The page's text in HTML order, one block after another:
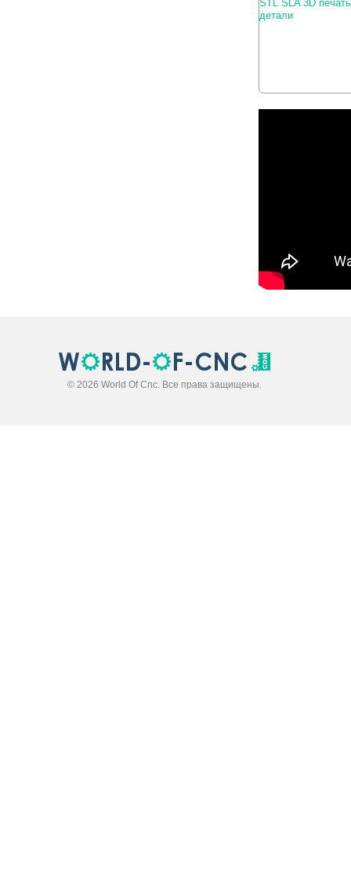
© 2026 World Of Cnc. Все права защищены.